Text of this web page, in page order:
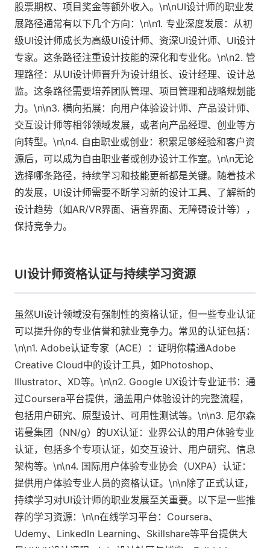
股票期权、项目奖金等额外收入。\n\nUI设计师的职业发
展路径通常有以下几个方向：\n\n1. 专业深度发展：从初
级UI设计师成长为高级UI设计师、资深UI设计师、UI设计
专家。这条路径注重设计技能的深化和专业化。\n\n2. 管
理路径：从UI设计师晋升为设计组长、设计经理、设计总
监。这条路径需要培养团队管理、项目管理和战略规划能
力。\n\n3. 横向拓展：向用户体验设计师、产品设计师、
交互设计师等相邻领域发展，或者向产品经理、创业等方
向转型。\n\n4. 自由职业或创业：积累足够经验和客户资
源后，可以成为自由职业者或创办设计工作室。\n\n无论
选择哪条路径，持续学习和技能更新都是关键。随着技术
的发展，UI设计师需要不断学习新的设计工具、了解新的
设计趋势（如AR/VR界面、语音界面、无障碍设计等），
保持竞争力。
UI设计师资格认证与持续学习资源
虽然UI设计领域没有强制性的资格认证，但一些专业认证
可以提升你的专业信誉和就业竞争力。常见的认证包括：
\n\n1. Adobe认证专家（ACE）：证明你精通Adobe
Creative Cloud中的设计工具，如Photoshop、
Illustrator、XD等。\n\n2. Google UX设计专业证书：通
过Coursera平台提供，涵盖用户体验设计的完整流程，
包括用户研究、原型设计、可用性测试等。\n\n3. 尼尔森
诺曼集团（NN/g）的UX认证：业界公认的用户体验专业
认证，包括多个专项认证，如交互设计、用户研究、信息
架构等。\n\n4. 国际用户体验专业协会（UXPA）认证：
提供用户体验专业人员的资格认证。\n\n除了正式认证，
持续学习对UI设计师的职业发展至关重要。以下是一些推
荐的学习资源：\n\n在线学习平台：Coursera、
Udemy、LinkedIn Learning、Skillshare等平台提供大